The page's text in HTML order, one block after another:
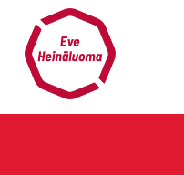
sisältöön